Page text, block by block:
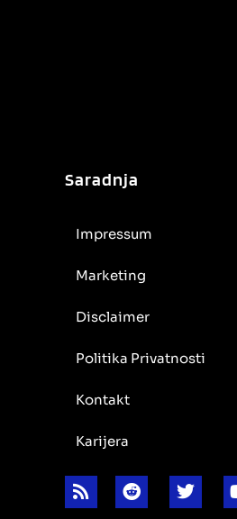
Saradnja
Impressum
Marketing
Disclaimer
Politika Privatnosti
Kontakt
Karijera
R
s
R
e
T
w